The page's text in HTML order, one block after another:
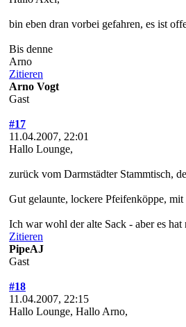
bin eben dran vorbei gefahren, es ist
Bis denne
Arno
Zitieren
Arno Vogt
Gast
#17
11.04.2007, 22:01
Hallo Lounge,
zurück vom Darmstädter Stammtisch,
Gut gelaunte, lockere Pfeifenköppe,
Ich war wohl der alte Sack - aber es
Zitieren
PipeAJ
Gast
#18
11.04.2007, 22:15
Hallo Lounge, Hallo Arno,